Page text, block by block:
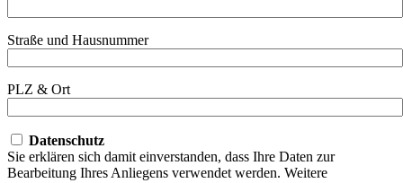
Straße und Hausnummer
PLZ & Ort
Datenschutz
Sie erklären sich damit einverstanden, dass Ihre Daten zur
Bearbeitung Ihres Anliegens verwendet werden. Weitere